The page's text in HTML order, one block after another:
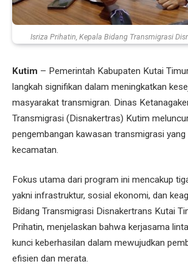
Isriza Prihatin, Kepala Bidang Transmigrasi
Kutim – Pemerintah Kabupaten Kutai
langkah signifikan dalam meningkatkan
masyarakat transmigran. Dinas
Transmigrasi (Disnakertras) Kutim
pengembangan kawasan transmigrasi
kecamatan.
Fokus utama dari program ini mencakup
yakni infrastruktur, sosial ekonomi, dan
Bidang Transmigrasi Disnakertrans Kutai
Prihatin, menjelaskan bahwa kerjasama
kunci keberhasilan dalam mewujudkan
efisien dan merata.